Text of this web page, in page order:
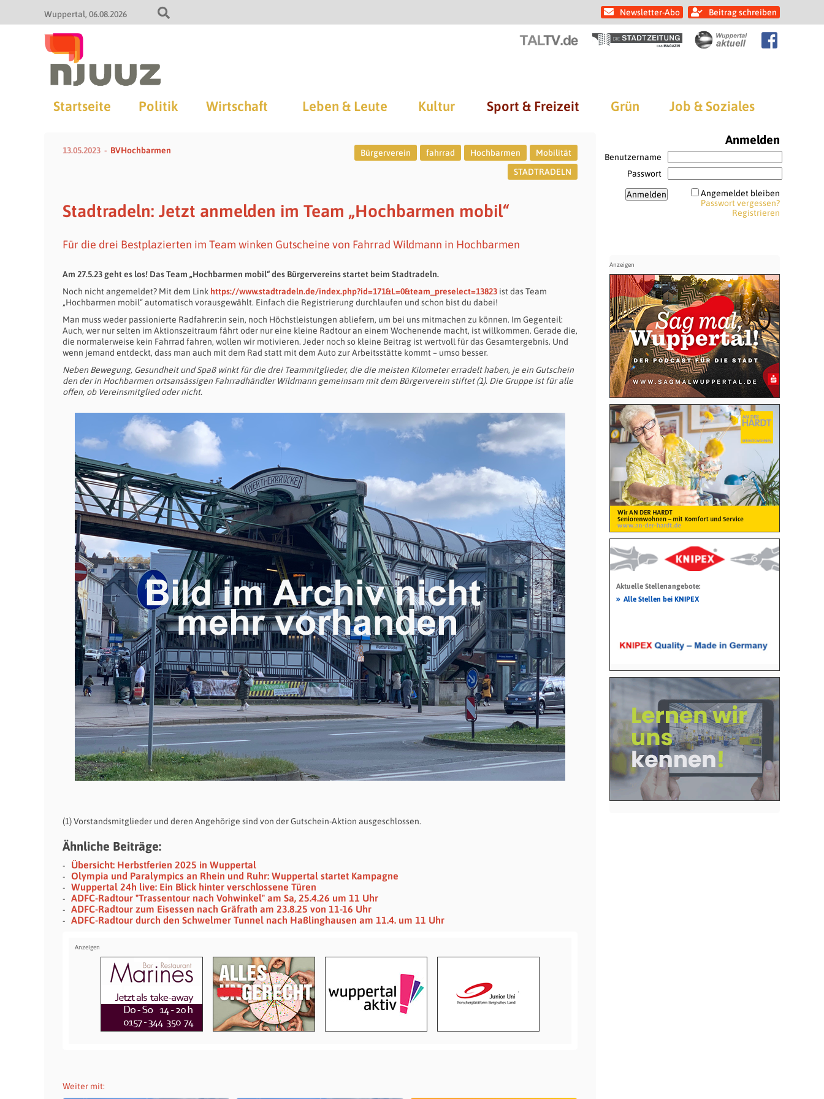
Wuppertal 06.08.2026 Newsletter-Abo Beitrag schreiben
Startseite Politik Wirtschaft Leben & Leute Kultur Sport & Freizeit Grün Job & Soziales
13.05.2023 BVHochbarmen Bürgerverein fahrrad Hochbarmen
Mobilität
STADTRADELN
Stadtradeln: Jetzt anmelden im Team „Hochbarmen mobil“
Für die drei Bestplazierten im Team winken Gutscheine von Fahrrad Wildmann in Hochbarmen
Am 27.5.23 geht es los! Das Team „Hochbarmen mobil“ des Bürgervereins startet beim Stadtradeln.
Noch nicht angemeldet? Mit dem Link https://www.stadtradeln.de/index.php?id=171&L=0&team_preselect=13823 ist das Team
„Hochbarmen mobil“ automatisch vorausgewählt. Einfach die Registrierung durchlaufen und schon bist du dabei!
Man muss weder passionierte Radfahrer:in sein, noch Höchstleistungen abliefern, um bei uns mitmachen zu können. Im Gegenteil:
Auch, wer nur selten im Aktionszeitraum fährt oder nur eine kleine Radtour an einem Wochenende macht, ist willkommen. Gerade die,
die normalerweise kein Fahrrad fahren, wollen wir motivieren. Jeder noch so kleine Beitrag ist wertvoll für das Gesamtergebnis. Und
wenn jemand entdeckt, dass man auch mit dem Rad statt mit dem Auto zur Arbeitsstätte kommt – umso besser.
Neben Bewegung, Gesundheit und Spaß winkt für die drei Teammitglieder, die die meisten Kilometer erradelt haben, je ein Gutschein
den der in Hochbarmen ortsansässigen Fahrradhändler Wildmann gemeinsam mit dem Bürgerverein stiftet (1). Die Gruppe ist für alle
offen, ob Vereinsmitglied oder nicht.
(1) Vorstandsmitglieder und deren Angehörige sind von der Gutschein-Aktion ausgeschlossen.
Ähnliche Beiträge:
Übersicht: Herbstferien 2025 in Wuppertal
Olympia und Paralympics an Rhein und Ruhr: Wuppertal startet Kampagne
Wuppertal 24h live: Ein Blick hinter verschlossene Türen
ADFC-Radtour "Trassentour nach Vohwinkel" am Sa, 25.4.26 um 11 Uhr
ADFC-Radtour zum Eisessen nach Gräfrath am 23.8.25 von 11-16 Uhr
ADFC-Radtour durch den Schwelmer Tunnel nach Haßlinghausen am 11.4. um 11 Uhr
Weiter mit:
Anmelden
Benutzername
Passwort
Angemeldet bleiben
Passwort vergessen?
Registrieren
Aktuelle Stellenangebote:
» Alle Stellen bei KNIPEX